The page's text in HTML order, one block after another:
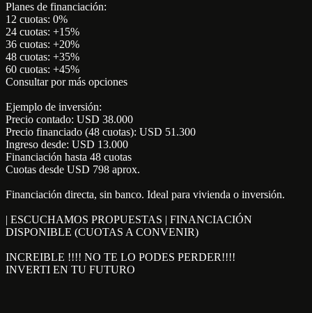
Planes de financiación:
12 cuotas: 0%
24 cuotas: +15%
36 cuotas: +20%
48 cuotas: +35%
60 cuotas: +45%
Consultar por más opciones
Ejemplo de inversión:
Precio contado: USD 38.000
Precio financiado (48 cuotas): USD 51.300
Ingreso desde: USD 13.000
Financiación hasta 48 cuotas
Cuotas desde USD 798 aprox.
Financiación directa, sin banco. Ideal para vivienda o inversión.
| ESCUCHAMOS PROPUESTAS | FINANCIACIÓN
DISPONIBLE (CUOTAS A CONVENIR)
INCREIBLE !!!! NO TE LO PODES PERDER!!!!
INVERTI EN TU FUTURO